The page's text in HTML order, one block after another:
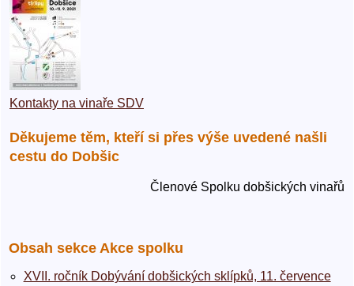
Kontakty na vinaře SDV
Děkujeme těm, kteří si přes výše uvedené našli
cestu do Dobšic
Členové Spolku dobšických vinařů
Obsah sekce Akce spolku
XVII. ročník Dobývání dobšických sklípků, 11. července